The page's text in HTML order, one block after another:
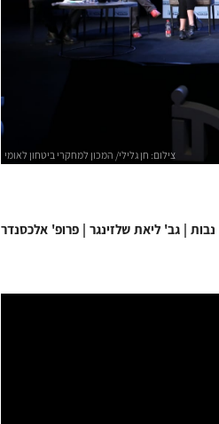
| גב' ליאת שלזינגר | פרופ' אלכסנדר